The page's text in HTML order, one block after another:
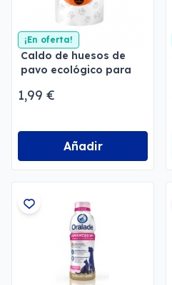
¡En oferta!
Caldo de huesos de
pavo ecológico para
1,99 €
Añadir